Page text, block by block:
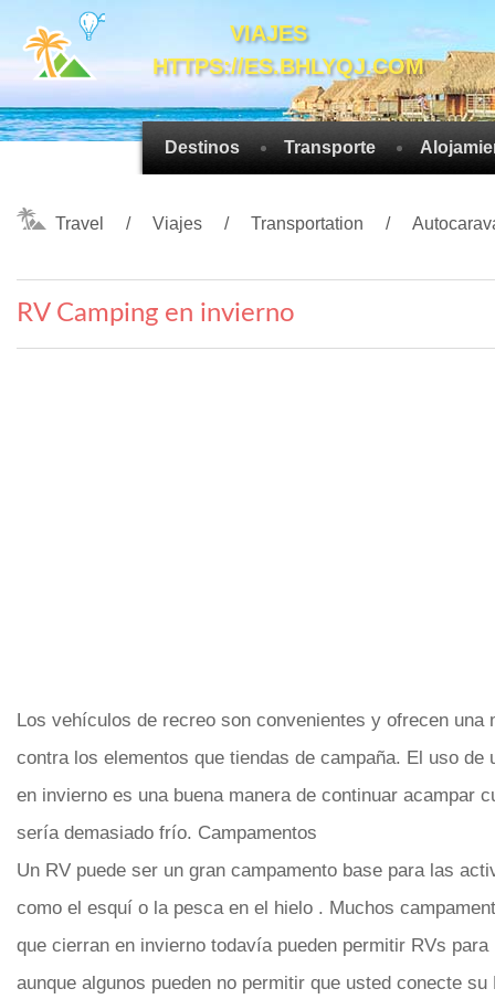
VIAJES
HTTPS://ES.BHLYQJ.COM
Destinos Transporte
Travel Viajes Transportation
RV Camping en invierno
Los vehículos de recreo son convenientes y ofrecen una
contra los elementos que tiendas de campaña. El uso de
en invierno es una buena manera de continuar acampar
sería demasiado frío. Campamentos
Un RV puede ser un gran campamento base para las
como el esquí o la pesca en el hielo . Muchos
que cierran en invierno todavía pueden permitir RVs
aunque algunos pueden no permitir que usted conecte su